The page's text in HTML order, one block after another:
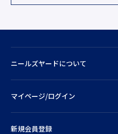
ニールズヤードについて
マイページ/ログイン
新規会員登録